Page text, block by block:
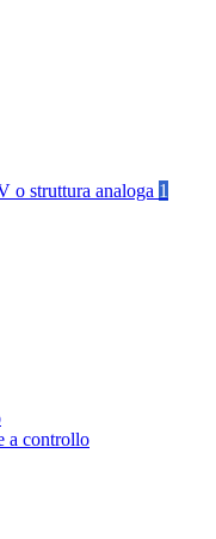
o struttura analoga 1
a controllo